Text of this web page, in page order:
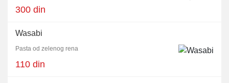
300 din
Wasabi
Pasta od zelenog rena
110 din